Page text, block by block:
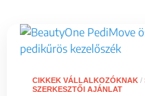
CIKKEK VÁLLALKOZÓKNAK /
SZERKESZTŐI AJÁNLAT